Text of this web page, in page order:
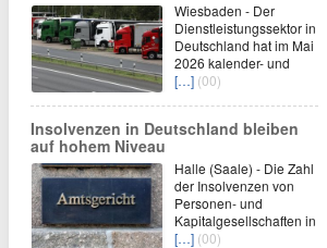
Wiesbaden - Der
Dienstleistungssektor in
Deutschland hat im Mai
2026 kalender- und
[…] (00)
Insolvenzen in Deutschland bleiben
auf hohem Niveau
Halle (Saale) - Die Zahl
der Insolvenzen von
Personen- und
Kapitalgesellschaften in
[…] (00)